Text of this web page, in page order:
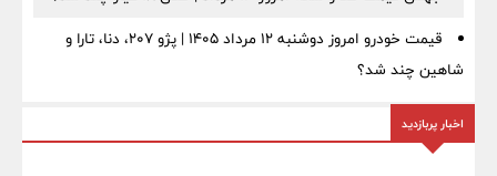
قیمت خودرو امروز دوشنبه ۱۲ مرداد ۱۴۰۵ | پژو ۲۰۷، دنا، تارا و
شاهین چند شد؟
اخبار پربازدید